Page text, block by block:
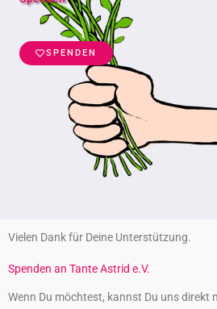
SPENDEN
Vielen Dank für Deine Unterstützung.
Spenden an Tante Astrid e.V.
Wenn Du möchtest, kannst Du uns direkt